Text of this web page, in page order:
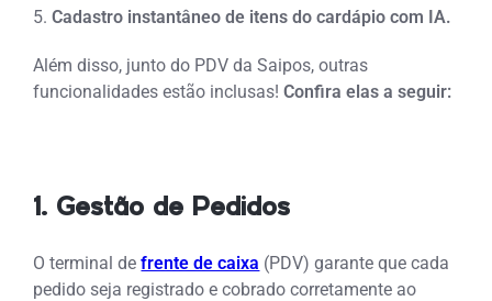
Cadastro instantâneo de itens do cardápio com IA.
Além disso, junto do PDV da Saipos, outras
funcionalidades estão inclusas! Confira elas a seguir:
1. Gestão de Pedidos
O terminal defrente de caixa (PDV) garante que cada
pedido seja registrado e cobrado corretamente ao